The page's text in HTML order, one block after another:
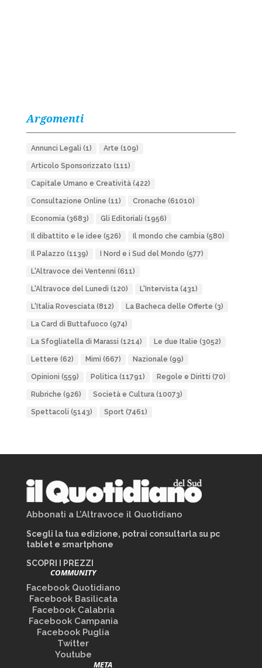
Argomenti
Annunci Legali (1) Arte (109)
Articolo Sponsorizzato (111)
Capitale Umano e Creatività(422)
Consultazione Online (11) Cronache (61010)
Economia(3683) Gli Editoriali (1956)
Il dibattito e le idee (526) Il mondo che cambia(580)
Il Palazzo (1139) I Nord e i Sud del Mondo (577)
L'Altravoce dei Ventenni (611)
L'Altravoce del Lunedì (120) L'Intervista(431)
L'Italia Rovesciata(812) La Bacheca delle Offerte (3)
La Card di Buttafuoco (974)
La Sfogliatella di Marassi (1214) Le due Italie (3052)
Lettere (62) Mimì (667) Nazionale (99)
Opinioni (559) Politica(11791) Regole e Diritti (70)
Rubriche (926) Società e Cultura(10073)
Spettacoli (5143) Sport(7461)
Abbonati a L’Altravoce il Quotidiano
Scegli la tua edizione, potrai consultarla su pc
tablet e smartphone
SCOPRI I PREZZI
COMMUNITY
Facebook Quotidiano
Facebook Basilicata
Facebook Calabria
Facebook Campania
Facebook Puglia
Twitter
Youtube
META